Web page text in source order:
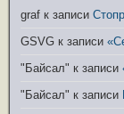
graf к записи
GSVG к записи
"Байсал" к записи
"Байсал" к записи